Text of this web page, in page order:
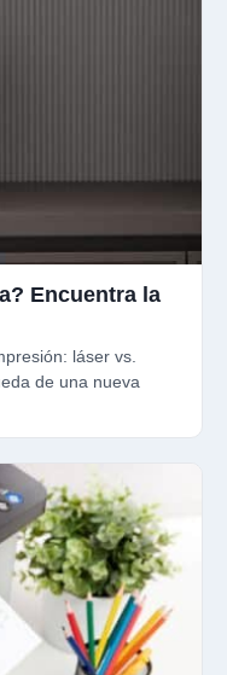
Encuentra la
láser vs.
de una nueva